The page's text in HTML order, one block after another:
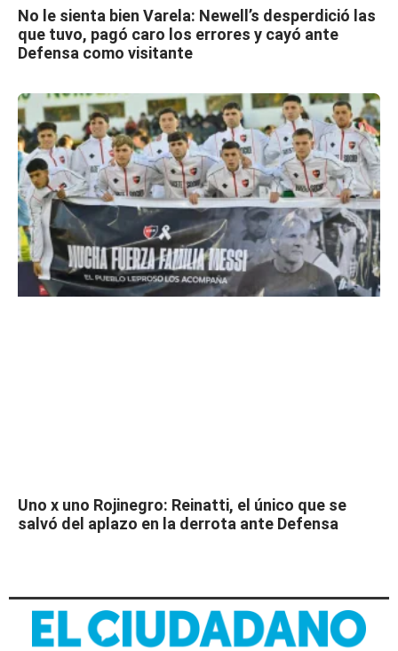
No le sienta bien Varela: Newell’s desperdició las
que tuvo, pagó caro los errores y cayó ante
Defensa como visitante
Uno x uno Rojinegro: Reinatti, el único que se
salvó del aplazo en la derrota ante Defensa